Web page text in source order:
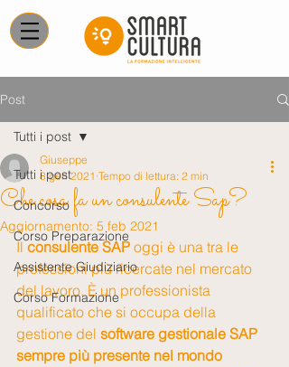
Post
Tutti i post
Concorso
Corso Preparazione
Assistente Giudiziario
Corso Formazione
Tutti i post
Che cosa fa un consulente Sap?
Giuseppe
8 gen 2021 Tempo di lettura: 2 min
Aggiornamento: 5 feb 2021
Il consulente SAP oggi è una tra le
professioni più ricercate nel mercato
del lavoro. È un professionista
qualificato che si occupa della
gestione del software gestionale SAP
sempre più presente nel mondo